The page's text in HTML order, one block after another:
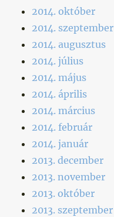
2014. október
2014. szeptember
2014. augusztus
2014. július
2014. május
2014. április
2014. március
2014. február
2014. január
2013. december
2013. november
2013. október
2013. szeptember